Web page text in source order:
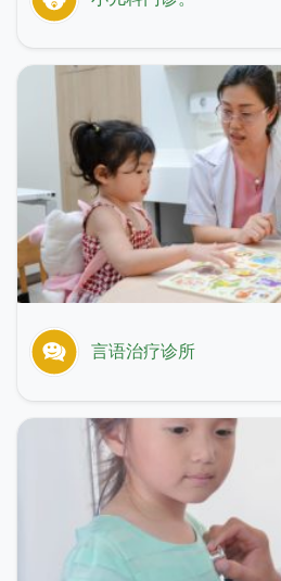
言语治疗诊所